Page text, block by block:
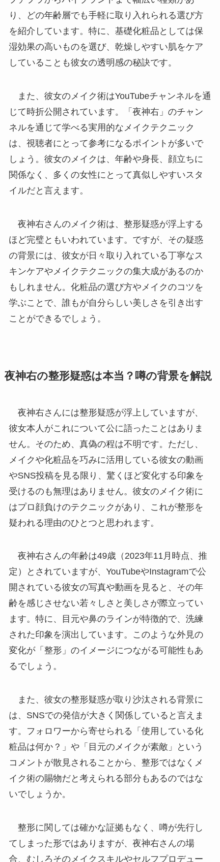
り、どの年齢層でも手軽に取り入れられる選び方
を紹介しています。特に、基礎化粧品としては保
湿効果の高いものを選び、乾燥しやすい肌をケア
していることも彼女の透明感の秘訣です。
また、彼女のメイク術はYouTubeチャンネルを通
じて時折公開されています。「夜神右」のチャン
ネルを通じて学べる実用的なメイクテクニック
は、視聴者にとって参考になるポイントが多いで
しょう。彼女のメイクは、年齢や身長、顔立ちに
関係なく、多くの女性にとって真似しやすいスタ
イルだと言えます。
夜神右さんのメイク術は、整形疑惑が浮上する
ほど完璧ともいわれています。ですが、その疑惑
の背景には、彼女が日々取り入れている丁寧なス
キンケアやメイクテクニックの集大成があるのか
もしれません。化粧品の選び方やメイクのコツを
学ぶことで、誰もが自分らしい美しさを引き出す
ことができるでしょう。
夜神右の整形疑惑は本当？噂の背景を解説
夜神右さんには整形疑惑が浮上していますが、
彼女本人がこれについて公に語ったことはありま
せん。そのため、真偽の程は不明です。ただし、
メイクや化粧品を巧みに活用している彼女の動画
やSNS投稿を見る限り、驚くほど変化する印象を
受けるのも無理はありません。彼女のメイク術に
はプロ顔負けのテクニックがあり、これが整形を
疑われる理由のひとつと思われます。
夜神右さんの年齢は49歳（2023年11月時点、推
定）とされていますが、YouTubeやInstagramで公
開されている彼女の写真や動画を見ると、その年
齢を感じさせない若々しさと美しさが際立ってい
ます。特に、目元や鼻のラインが特徴的で、洗練
された印象を演出しています。このような外見の
変化が「整形」のイメージにつながる可能性もあ
るでしょう。
また、彼女の整形疑惑が取り沙汰される背景に
は、SNSでの発信が大きく関係していると言えま
す。フォロワーから寄せられる「使用している化
粧品は何か？」や「目元のメイクが素敵」という
コメントが散見されることから、整形ではなくメ
イク術の賜物だと考えられる部分もあるのではな
いでしょうか。
整形に関しては確かな証拠もなく、噂が先行し
てしまった形ではありますが、夜神右さんの場
合、むしろそのメイクスキルやセルフプロデュー